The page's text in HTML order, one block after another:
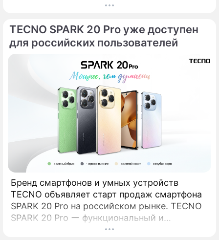
крутыми камерами, мощным процессором
обо всем по порядку. КамераОдно из
ключевых отличий SPARK 20 Pro от
108 Мп, которая впервые появляется в
линейке SPARK.
TECNO SPARK 20 Pro уже доступен
для российских пользователей
Бренд смартфонов и умных устройств
TECNO объявляет старт продаж смартфона
SPARK 20 Pro на российском рынке. TECNO
SPARK 20 Pro ー функциональный и
сбалансированный смартфон из новой серии